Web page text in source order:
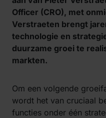
Officer (CRO), met
Verstraeten brengt
technologie en
duurzame groei te
markten.
Om een volgende
wordt het van cruciaal
functies onder één